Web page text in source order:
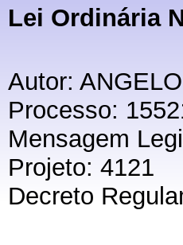
Lei Ordinária
Autor:
Processo:
Mensagem
Projeto: 4121
Decreto